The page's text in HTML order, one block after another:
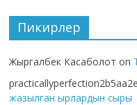
Пикирлер
Жыргалбек Касаболот on
жазылган ырлардын сыры